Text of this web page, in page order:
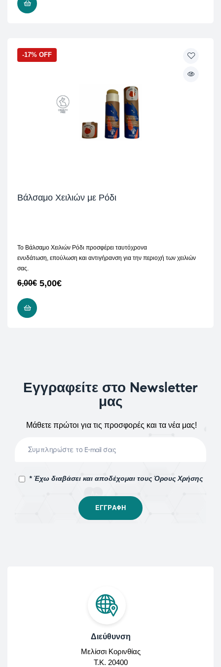
-17% OFF
Βάλσαμο Χειλιών με Ρόδι
Το Βάλσαμο Χειλιών Ρόδι προσφέρει ταυτόχρονα
ενυδάτωση, επούλωση και αντιγήρανση για την περιοχή των χειλιών
σας.
6,00€ 5,00€
Εγγραφείτε στο Newsletter
μας
Μάθετε πρώτοι για τις προσφορές και τα νέα μας!
* Έχω διαβάσει και αποδέχομαι τους Όρους Χρήσης
Διεύθυνση
Μελίσσι Κορινθίας
Τ.Κ. 20400